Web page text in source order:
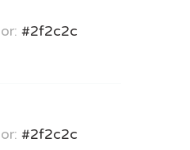
#2f2c2c
#2f2c2c